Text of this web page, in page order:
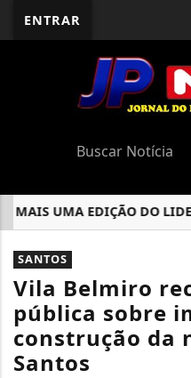
ENTRAR
UMA EDIÇÃO DO LIDE
EM ALTA
SANTOS
Vila Belmiro
pública sobre
construção da
Santos